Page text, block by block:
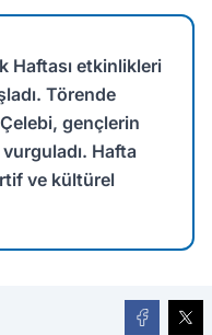
Haftası etkinlikleri
Törende
gençlerin
Hafta
ve kültürel